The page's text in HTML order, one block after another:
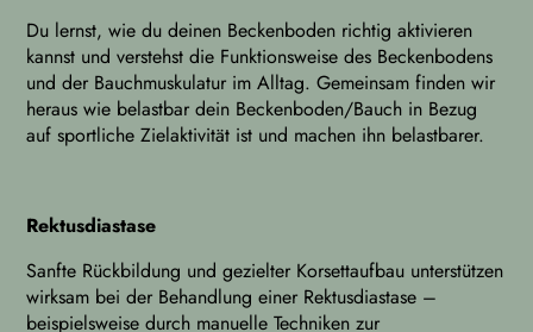
Du lernst, wie du deinen Beckenboden richtig aktivieren
kannst und verstehst die Funktionsweise des Beckenbodens
und der Bauchmuskulatur im Alltag. Gemeinsam finden wir
heraus wie belastbar dein Beckenboden/Bauch in Bezug
auf sportliche Zielaktivität ist und machen ihn belastbarer.
Rektusdiastase
Sanfte Rückbildung und gezielter Korsettaufbau unterstützen
wirksam bei der Behandlung einer Rektusdiastase –
beispielsweise durch manuelle Techniken zur